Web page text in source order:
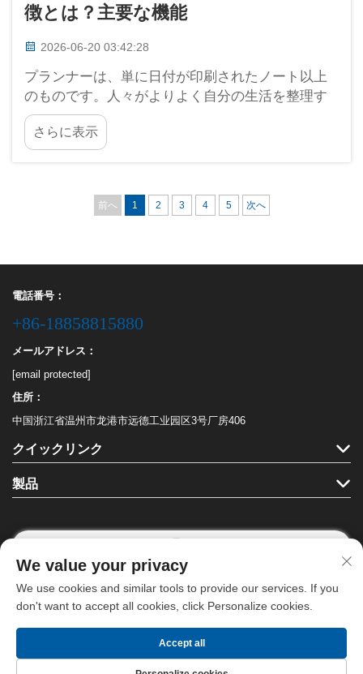
徴とは？主要な機能
2026-06-20 03:42:28
プランナーは、単に日付が印刷されたノート以上
のものです。人々がよりよく自分の生活を整理す
るためのツールです。優れたプランナーは、単に
空白ページや退屈なデザインが並ぶだけのもので
はありません。それは、自分自身を表現できるキ
能なプランナーを使えば、私たち…
さらに表示
前へ 1 2 3 4 5 次へ
電話番号：
+86-18858815880
メールアドレス：
[email protected]
住所：
中国浙江省温州市龙港市远德工业园区3号厂房406
クイックリンク
製品
フォローする
Copyright © 龍港ハハ文具有限公司。全著作権を保有します。 -
プライバシ
ーポリシー－ブログ
We value your privacy
We use cookies and similar tools to provide our services. If you
don't want to accept all cookies, click Personalize cookies.
Accept all